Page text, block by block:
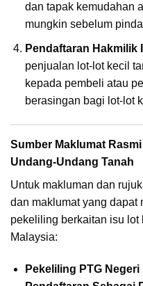
dan tapak kemudahan
mungkin sebelum
Pendaftaran Hakmilik
penjualan lot-lot kecil
kepada pembeli atau
berasingan bagi lot-lot
Sumber Maklumat
Undang-Undang Tanah
Untuk makluman dan
dan maklumat yang dapat
pekeliling berkaitan isu lot
Malaysia:
Pekeliling PTG